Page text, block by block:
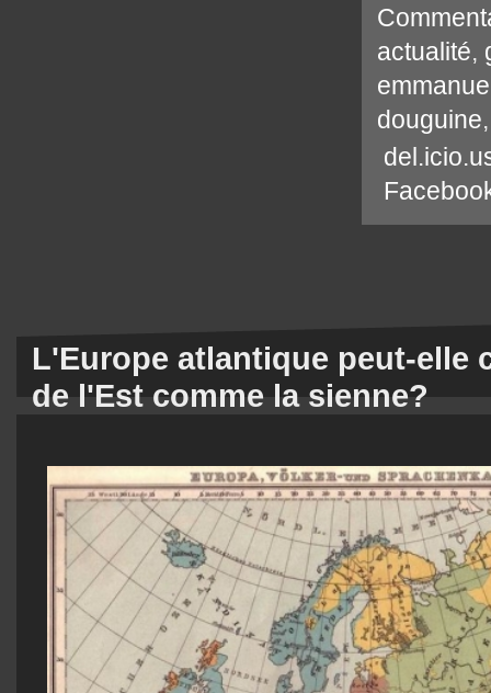
actualité,
douguine
L'Europe atlantique peut-elle
de l'Est comme la sienne?